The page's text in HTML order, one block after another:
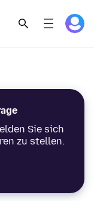
Sie sich
zu stellen.